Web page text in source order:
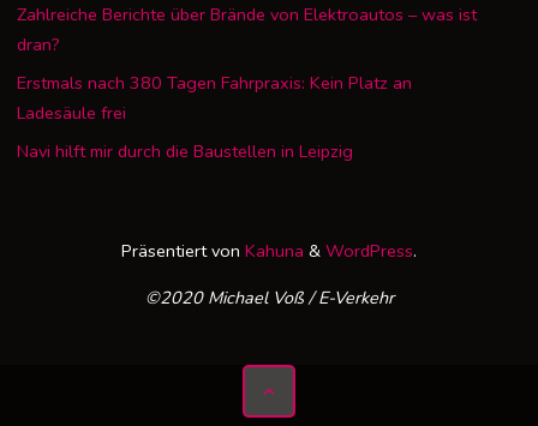
Zahlreiche Berichte über Brände von Elektroautos – was ist
dran?
Erstmals nach 380 Tagen Fahrpraxis: Kein Platz an
Ladesäule frei
Navi hilft mir durch die Baustellen in Leipzig
Präsentiert von Kahuna & WordPress.
©2020 Michael Voß / E-Verkehr